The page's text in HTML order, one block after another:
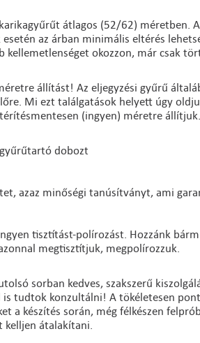
átlagos (52/62) méretben.
az árban minimális eltérés
kellemetlenséget okozzon, már csak
állítást! Az eljegyzési gyűrű
Mi ezt találgatások helyett úgy
(ingyen) méretre állítjuk.
dobozt
azaz minőségi tanúsítványt, ami
tisztítást-polírozást. Hozzánk
megtisztítjuk, megpolírozzuk.
sorban kedves, szakszerű
is tudtok konzultálni! A tökéletesen
a készítés során, még félkészen
kelljen átalakítani.